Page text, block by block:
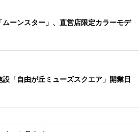
ムーンスター」、直営店限定カラーモデ
設「自由が丘ミューズスクエア」開業日